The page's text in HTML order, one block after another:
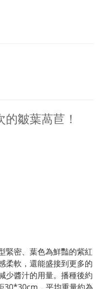
皺葉萵苣！
緊密、葉色為鮮豔的紫紅
柔軟，還能盛接到更多的
少醬汁的用量。播種後約